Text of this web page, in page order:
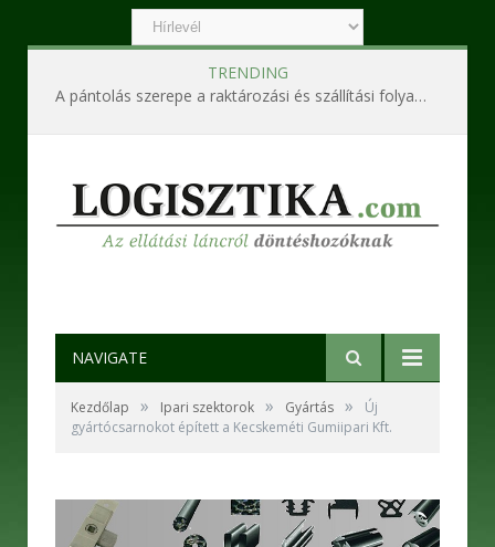
TRENDING
A pántolás szerepe a raktározási és szállítási folyamatokban
NAVIGATE
Kezdőlap » Ipari szektorok » Gyártás »
Új
gyártócsarnokot épített a Kecskeméti Gumiipari Kft.